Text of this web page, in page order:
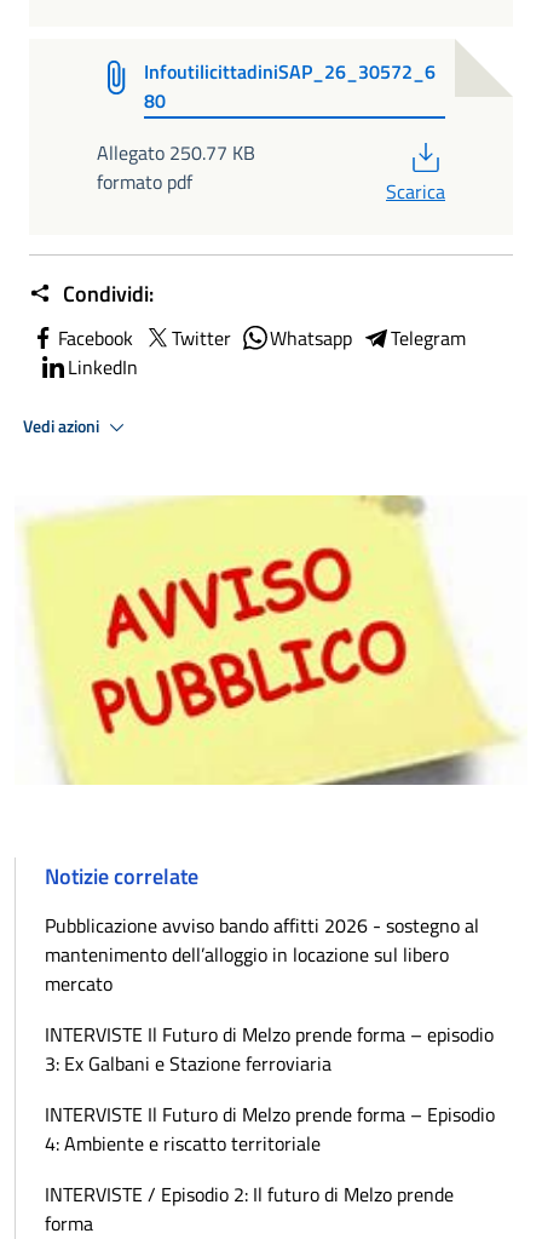
InfoutilicittadiniSAP_26_30572_6
80
Allegato 250.77 KB
formato pdf
Scarica
Condividi:
Facebook Twitter Whatsapp
Telegram
LinkedIn
Vedi azioni
Notizie correlate
Pubblicazione avviso bando affitti 2026 - sostegno al
mantenimento dell’alloggio in locazione sul libero
mercato
INTERVISTE Il Futuro di Melzo prende forma – episodio
3: Ex Galbani e Stazione ferroviaria
INTERVISTE Il Futuro di Melzo prende forma – Episodio
4: Ambiente e riscatto territoriale
INTERVISTE / Episodio 2: Il futuro di Melzo prende
forma